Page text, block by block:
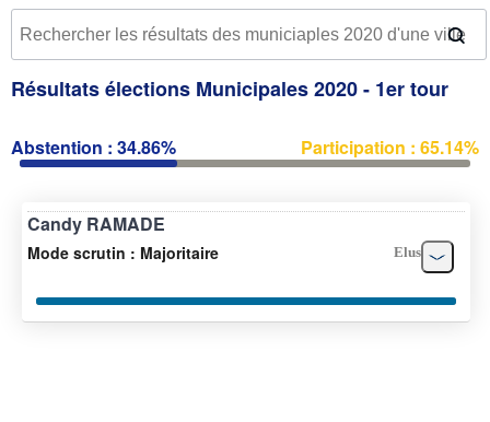
Résultats élections Municipales 2020 - 1er tour
Abstention : 34.86% Participation : 65.14%
Candy RAMADE
Mode scrutin : Majoritaire Elus